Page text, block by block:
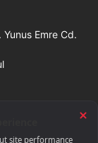
Emre Cd.